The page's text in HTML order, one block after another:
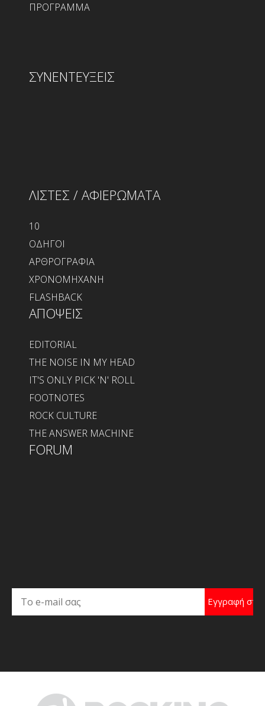
ΠΡΟΓΡΑΜΜΑ
ΣΥΝΕΝΤΕΥΞΕΙΣ
ΛΙΣΤΕΣ / ΑΦΙΕΡΩΜΑΤΑ
10
ΟΔΗΓΟΙ
ΑΡΘΡΟΓΡΑΦΙΑ
ΧΡΟΝΟΜΗΧΑΝΗ
FLASHBACK
ΑΠΟΨΕΙΣ
EDITORIAL
THE NOISE IN MY HEAD
IT'S ONLY PICK 'N' ROLL
FOOTNOTES
ROCK CULTURE
THE ANSWER MACHINE
FORUM